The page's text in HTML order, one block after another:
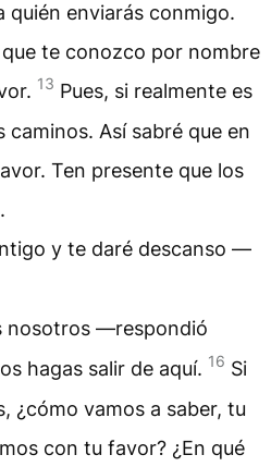
quién enviarás conmigo.
te conozco por nombre
13 Pues, si realmente es
caminos. Así sabré que en
Ten presente que los
y te daré descanso —
nosotros —respondió
hagas salir de aquí. 16 Si
¿cómo vamos a saber, tu
con tu favor? ¿En qué